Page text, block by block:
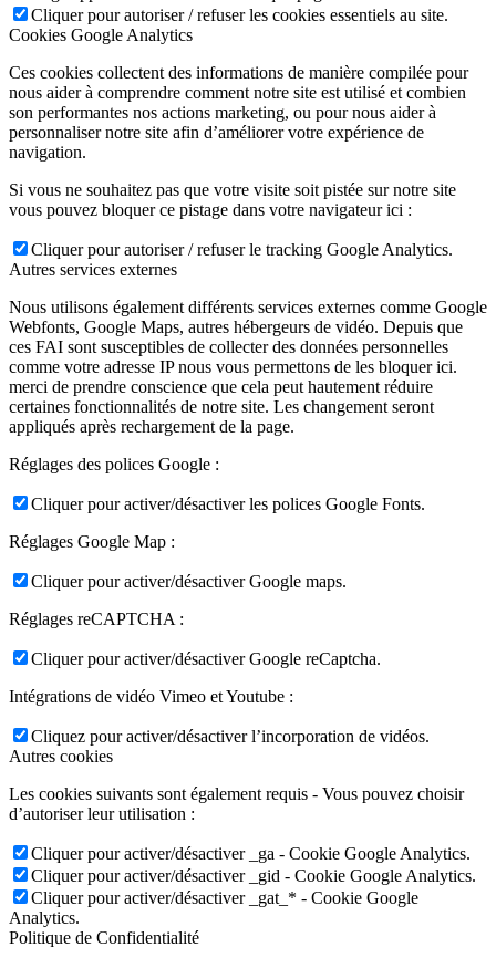
Cliquer pour autoriser / refuser les cookies essentiels au site.
Cookies Google Analytics
Ces cookies collectent des informations de manière compilée pour
nous aider à comprendre comment notre site est utilisé et combien
son performantes nos actions marketing, ou pour nous aider à
personnaliser notre site afin d’améliorer votre expérience de
navigation.
Si vous ne souhaitez pas que votre visite soit pistée sur notre site
vous pouvez bloquer ce pistage dans votre navigateur ici :
Cliquer pour autoriser / refuser le tracking Google Analytics.
Autres services externes
Nous utilisons également différents services externes comme Google
Webfonts, Google Maps, autres hébergeurs de vidéo. Depuis que
ces FAI sont susceptibles de collecter des données personnelles
comme votre adresse IP nous vous permettons de les bloquer ici.
merci de prendre conscience que cela peut hautement réduire
certaines fonctionnalités de notre site. Les changement seront
appliqués après rechargement de la page.
Réglages des polices Google :
Cliquer pour activer/désactiver les polices Google Fonts.
Réglages Google Map :
Cliquer pour activer/désactiver Google maps.
Réglages reCAPTCHA :
Cliquer pour activer/désactiver Google reCaptcha.
Intégrations de vidéo Vimeo et Youtube :
Cliquez pour activer/désactiver l’incorporation de vidéos.
Autres cookies
Les cookies suivants sont également requis - Vous pouvez choisir
d’autoriser leur utilisation :
Cliquer pour activer/désactiver _ga - Cookie Google Analytics.
Cliquer pour activer/désactiver _gid - Cookie Google Analytics.
Cliquer pour activer/désactiver _gat_* - Cookie Google
Analytics.
Politique de Confidentialité